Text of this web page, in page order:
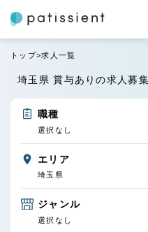
トップ 求人一覧
埼玉県 賞与ありの求人募
職種
選択なし
エリア
埼玉県
ジャンル
選択なし